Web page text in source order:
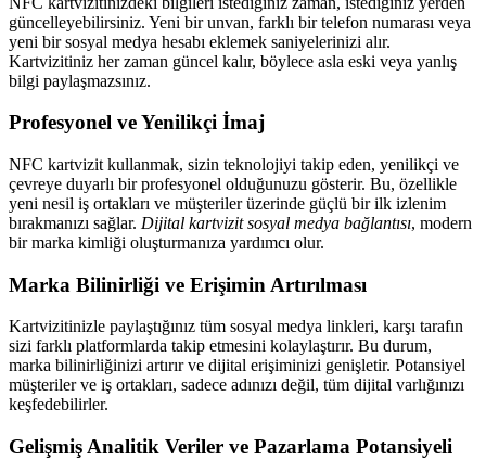
güncelleyebilirsiniz. Yeni bir unvan, farklı bir telefon numarası veya
yeni bir sosyal medya hesabı eklemek saniyelerinizi alır.
Kartvizitiniz her zaman güncel kalır, böylece asla eski veya yanlış
bilgi paylaşmazsınız.
Profesyonel ve Yenilikçi İmaj
NFC kartvizit kullanmak, sizin teknolojiyi takip eden, yenilikçi ve
çevreye duyarlı bir profesyonel olduğunuzu gösterir. Bu, özellikle
yeni nesil iş ortakları ve müşteriler üzerinde güçlü bir ilk izlenim
bırakmanızı sağlar. Dijital kartvizit sosyal medya bağlantısı, modern
bir marka kimliği oluşturmanıza yardımcı olur.
Marka Bilinirliği ve Erişimin Artırılması
Kartvizitinizle paylaştığınız tüm sosyal medya linkleri, karşı tarafın
sizi farklı platformlarda takip etmesini kolaylaştırır. Bu durum,
marka bilinirliğinizi artırır ve dijital erişiminizi genişletir. Potansiyel
müşteriler ve iş ortakları, sadece adınızı değil, tüm dijital varlığınızı
keşfedebilirler.
Gelişmiş Analitik Veriler ve Pazarlama Potansiyeli